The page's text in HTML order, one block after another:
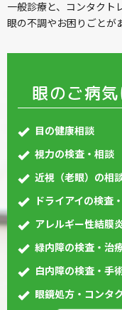
一般診療と、コンタクト
眼の不調やお困りごとが
眼のご病
目の健康相談
視力の検査・相談
近視（老眼）の相
ドライアイの検査
アレルギー性結膜
緑内障の検査・治
白内障の検査・手
眼鏡処方・コンタ